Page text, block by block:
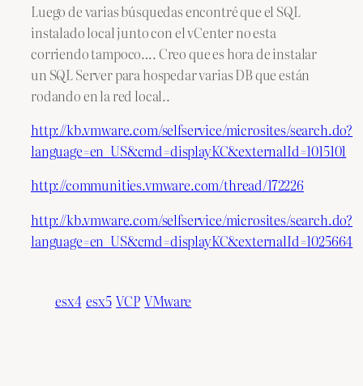
Luego de varias búsquedas encontré que el SQL
instalado local junto con el vCenter no esta
corriendo tampoco…. Creo que es hora de instalar
un SQL Server para hospedar varias DB que están
rodando en la red local..
http://kb.vmware.com/selfservice/microsites/search.do?
language=en_US&cmd=displayKC&externalId=1015101
http://communities.vmware.com/thread/172226
http://kb.vmware.com/selfservice/microsites/search.do?
language=en_US&cmd=displayKC&externalId=1025664
esx4 esx5 VCP VMware